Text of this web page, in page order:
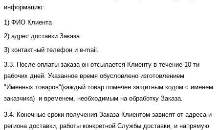
информацию:
1) ФИО Клиента
2) адрес доставки Заказа
3) контактный телефон и e-mail.
3.3. После оплаты заказа он отсылается Клиенту в течение 10-ти
рабочих дней. Указанное время обусловлено изготовлением
"Именных товаров"(каждый товар помечен защитным кодом с именем
заказчика) и временем, необходимым на обработку Заказа.
3.4. Конечные сроки получения Заказа Клиентом зависят от адреса и
региона доставки, работы конкретной Службы доставки, и напрямую